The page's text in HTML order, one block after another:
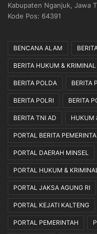
Kabupaten Nganjuk, Jawa
Kode Pos: 64391
BENCANA ALAM
BERITA HUKUM & KRIMINAL
BERITA POLDA BERITA
BERITA POLRI BERITA
BERITA TNI AD HUKUM
PORTAL BERITA
PORTAL DAERAH MINSEL
PORTAL HUKUM & KRIMINAL
PORTAL JAKSA AGUNG RI
PORTAL KEJATI KALTENG
PORTAL PEMERINTAH